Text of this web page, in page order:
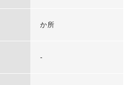
か所
-